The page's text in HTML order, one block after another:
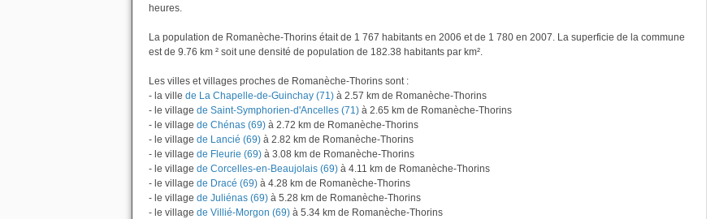
heures.
La population de Romanèche-Thorins était de 1 767 habitants en 2006 et de 1 780 en 2007. La superficie de la commune
est de 9.76 km ² soit une densité de population de 182.38 habitants par km².
Les villes et villages proches de Romanèche-Thorins sont :
- la ville de La Chapelle-de-Guinchay (71) à 2.57 km de Romanèche-Thorins
- le village de Saint-Symphorien-d'Ancelles (71) à 2.65 km de Romanèche-Thorins
- le village de Chénas (69) à 2.72 km de Romanèche-Thorins
- le village de Lancié (69) à 2.82 km de Romanèche-Thorins
- le village de Fleurie (69) à 3.08 km de Romanèche-Thorins
- le village de Corcelles-en-Beaujolais (69) à 4.11 km de Romanèche-Thorins
- le village de Dracé (69) à 4.28 km de Romanèche-Thorins
- le village de Juliénas (69) à 5.28 km de Romanèche-Thorins
- le village de Villié-Morgon (69) à 5.34 km de Romanèche-Thorins